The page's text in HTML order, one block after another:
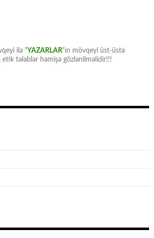
ilə “YAZARLAR“ın mövqeyi üst-üstə
etik tələblər həmişə gözlənilməlidir!!!